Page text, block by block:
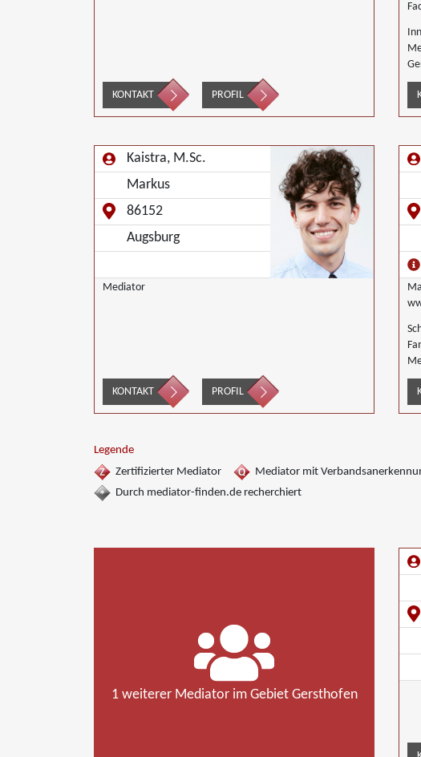
KONTAKT PROFIL
Kaistra, M.Sc.
Markus
86152
Augsburg
Mediator
KONTAKT PROFIL
Legende
Zertifizierter Mediator
Mediator mit
Durch mediator-finden.de recherchiert
1 weiterer Mediator im Gebiet Gersthofen